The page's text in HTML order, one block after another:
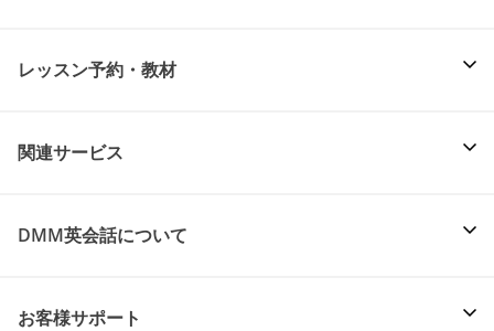
レッスン予約・教材
関連サービス
DMM英会話について
お客様サポート